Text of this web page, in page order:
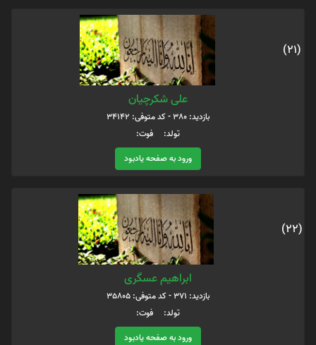
(21)
علی شکرچیان
بازدید: 380 - کد متوفی: 34142
تولد: فوت:
ورود به صفحه یادبود
(22)
ابراهیم عسگری
بازدید: 371 - کد متوفی: 35805
تولد: فوت:
ورود به صفحه یادبود